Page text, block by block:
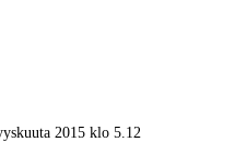
2015 klo 5.12